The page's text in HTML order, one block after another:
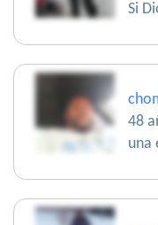
Si
48
una